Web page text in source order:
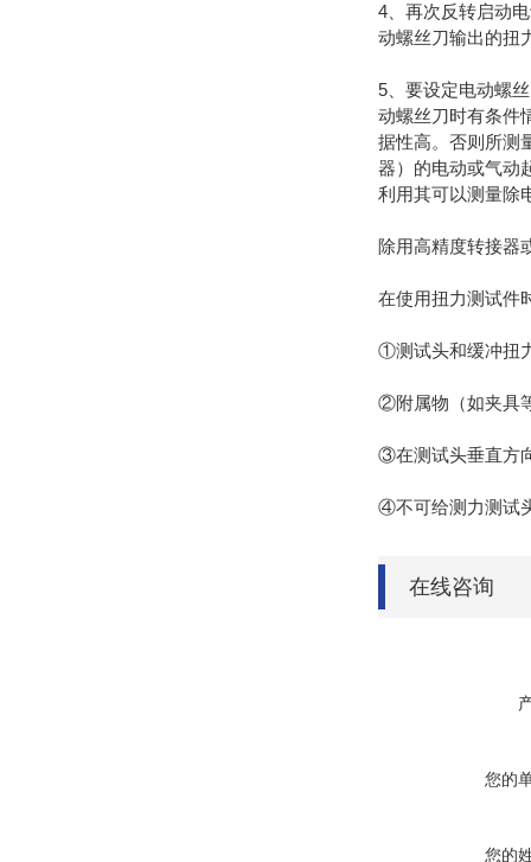
4、再次反转启动
动螺丝刀输出的扭
5、要设定电动螺
动螺丝刀时有条件
据性高。否则所测
器）的电动或气动
利用其可以测量除
除用高精度转接器
在使用扭力测试件
①测试头和缓冲扭
②附属物（如夹具
③在测试头垂直方
④不可给测力测试
在线咨询
您的
您的